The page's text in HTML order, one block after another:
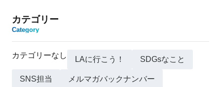
カテゴリー
Category
カテゴリーなし LAに行こう！ SDGsなこと
SNS担当 メルマガバックナンバー